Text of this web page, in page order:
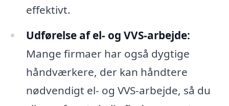
effektivt.
Udførelse af el- og VVS-arbejde:
Mange firmaer har også dygtige
håndværkere, der kan håndtere
nødvendigt el- og VVS-arbejde, så du